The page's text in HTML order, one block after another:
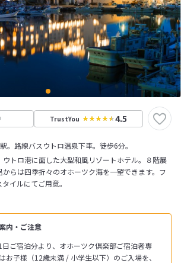
TrustYou 4.5
。路線バスウトロ温泉下車。徒歩6分。
内・ご注意
日ご宿泊分より、オホーツク倶楽部ご宿泊者専
子様（12歳未満 / 小学生以下）のご入場を、
トロ港に面した大型和風リゾートホテル。８階展
らは四季折々のオホーツク海を一望できます。フ
イルにてご用意。